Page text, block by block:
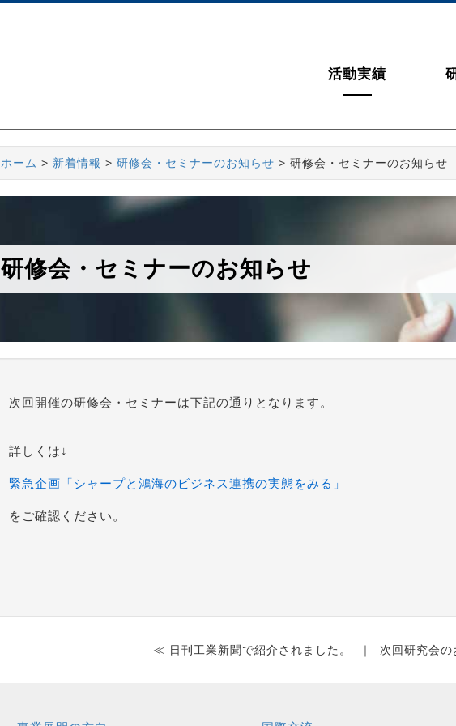
活動実績
ホーム > 新着情報 > 研修会・セミナーのお知らせ > 研修会・セミナーのお知らせ
研修会・セミナーのお知らせ
次回開催の研修会・セミナーは下記の通りとなります。
詳しくは↓
緊急企画「シャープと鴻海のビジネス連携の実態をみる」
をご確認ください。
≪ 日刊工業新聞で紹介されました。 ｜ 次回研究会